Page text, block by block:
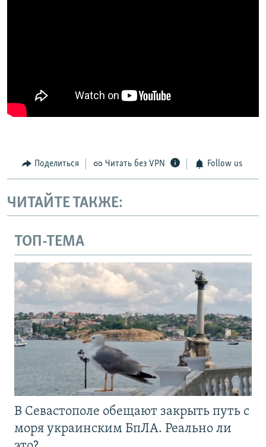
Поделиться Читать без VPN Follow us
ЧИТАЙТЕ ТАКЖЕ:
ТОП-ТЕМА
В Севастополе обещают закрыть путь с
моря украинским БпЛА. Реально ли